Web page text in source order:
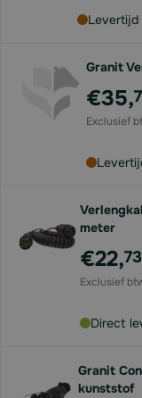
Granit
€35,
meter
€22,73
Direct
Granit
kunststof